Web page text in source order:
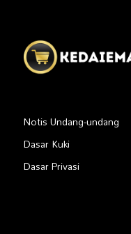
Notis Undang-undang
Dasar Kuki
Dasar Privasi